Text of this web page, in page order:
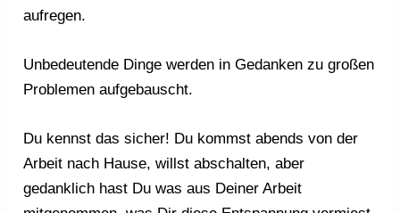
aufregen.
Unbedeutende Dinge werden in Gedanken zu großen
Problemen aufgebauscht.
Du kennst das sicher! Du kommst abends von der
Arbeit nach Hause, willst abschalten, aber
gedanklich hast Du was aus Deiner Arbeit